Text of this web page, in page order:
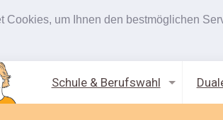
Cookies, um Ihnen den bestmöglichen
Schule & Berufswahl